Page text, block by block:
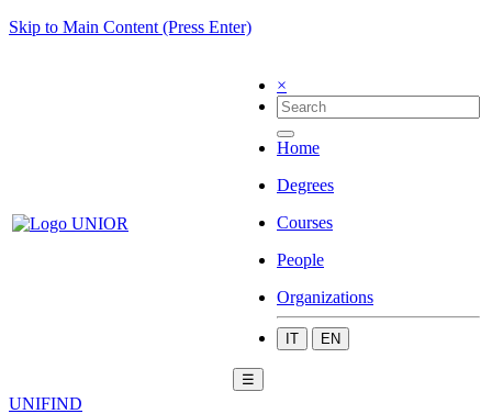
Skip to Main Content (Press Enter)
×
Home
Degrees
Courses
People
Organizations
IT EN
☰
UNIFIND